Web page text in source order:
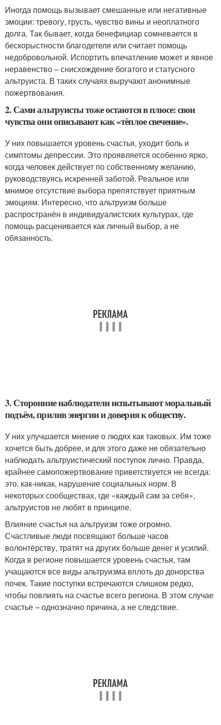
Иногда помощь вызывает смешанные или негативные
эмоции: тревогу, грусть, чувство вины и неоплатного
долга. Так бывает, когда бенефициар сомневается в
бескорыстности благодетеля или считает помощь
недобровольной. Испортить впечатление может и явное
неравенство – снисхождение богатого и статусного
альтруиста. В таких случаях выручают анонимные
пожертвования.
2. Сами альтруисты тоже остаются в плюсе: свои
чувства они описывают как «тёплое свечение».
У них повышается уровень счастья, уходит боль и
симптомы депрессии. Это проявляется особенно ярко,
когда человек действует по собственному желанию,
руководствуясь искренней заботой. Реальное или
мнимое отсутствие выбора препятствует приятным
эмоциям. Интересно, что альтруизм больше
распространён в индивидуалистских культурах, где
помощь расценивается как личный выбор, а не
обязанность.
3. Сторонние наблюдатели испытывают моральный
подъём, прилив энергии и доверия к обществу.
У них улучшается мнение о людях как таковых. Им тоже
хочется быть добрее, и для этого даже не обязательно
наблюдать альтруистический поступок лично. Правда,
крайнее самопожертвование приветствуется не всегда:
это, как-никак, нарушение социальных норм. В
некоторых сообществах, где «каждый сам за себя»,
альтруистов не любят в принципе.
Влияние счастья на альтруизм тоже огромно.
Счастливые люди посвящают больше часов
волонтёрству, тратят на других больше денег и усилий.
Когда в регионе повышается уровень счастья, там
учащаются все виды альтруизма вплоть до донорства
почек. Такие поступки встречаются слишком редко,
чтобы повлиять на счастье всего региона. В этом случае
счастье – однозначно причина, а не следствие.